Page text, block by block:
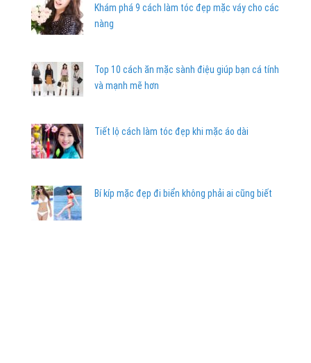
Khám phá 9 cách làm tóc đẹp mặc váy cho các
nàng
Top 10 cách ăn mặc sành điệu giúp bạn cá tính
và mạnh mẽ hơn
Tiết lộ cách làm tóc đẹp khi mặc áo dài
Bí kíp mặc đẹp đi biển không phải ai cũng biết